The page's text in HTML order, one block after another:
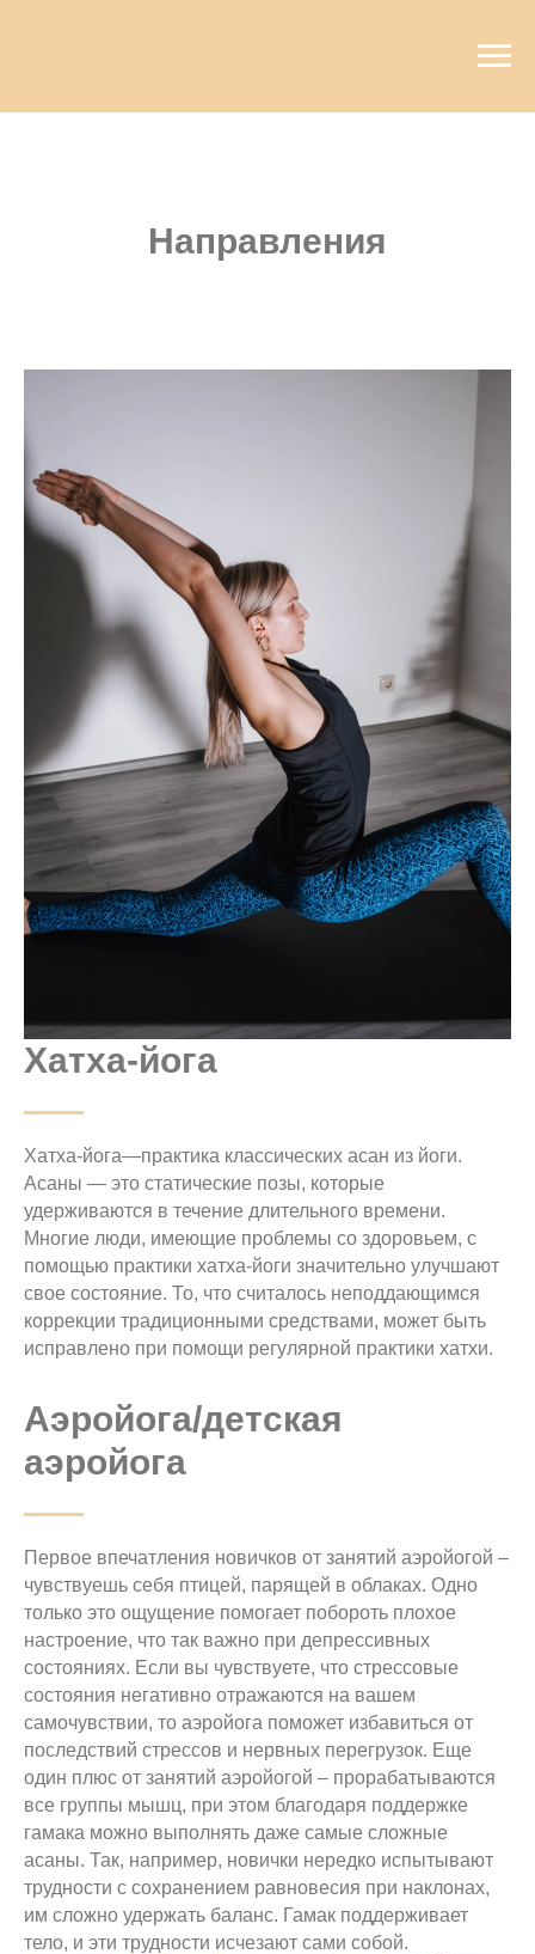
Направления
Хатха-йога
Хатха-йога—практика классических асан из йоги.
Асаны — это статические позы, которые
удерживаются в течение длительного времени.
Многие люди, имеющие проблемы со здоровьем, с
помощью практики хатха-йоги значительно улучшают
свое состояние. То, что считалось неподдающимся
коррекции традиционными средствами, может быть
исправлено при помощи регулярной практики хатхи.
Аэройога/детская
аэройога
Первое впечатления новичков от занятий аэройогой –
чувствуешь себя птицей, парящей в облаках. Одно
только это ощущение помогает побороть плохое
настроение, что так важно при депрессивных
состояниях. Если вы чувствуете, что стрессовые
состояния негативно отражаются на вашем
самочувствии, то аэройога поможет избавиться от
последствий стрессов и нервных перегрузок. Еще
один плюс от занятий аэройогой – прорабатываются
все группы мышц, при этом благодаря поддержке
гамака можно выполнять даже самые сложные
асаны. Так, например, новички нередко испытывают
трудности с сохранением равновесия при наклонах,
им сложно удержать баланс. Гамак поддерживает
тело, и эти трудности исчезают сами собой.